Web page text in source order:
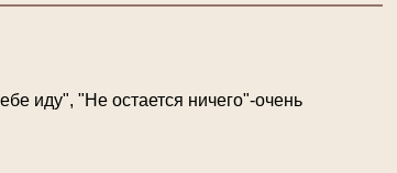
иду", "Не остается ничего"-очень